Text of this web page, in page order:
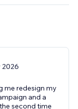
2026
me redesign my
and a
second time